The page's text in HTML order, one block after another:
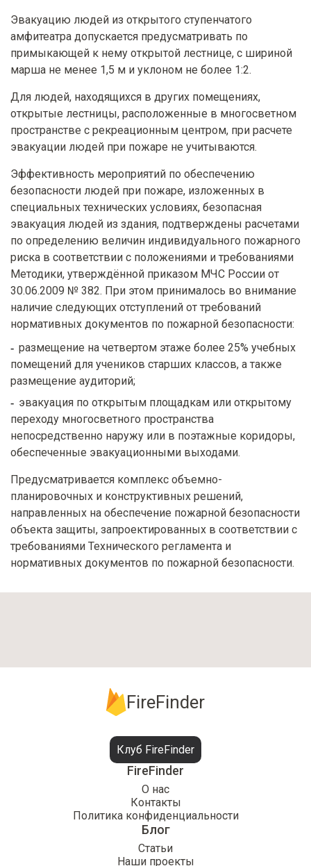
Эвакуацию людей из открытого ступенчатого
амфитеатра допускается предусматривать по
примыкающей к нему открытой лестнице, с шириной
марша не менее 1,5 м и уклоном не более 1:2.
Для людей, находящихся в других помещениях,
открытые лестницы, расположенные в многосветном
пространстве с рекреационным центром, при расчете
эвакуации людей при пожаре не учитываются.
Эффективность мероприятий по обеспечению
безопасности людей при пожаре, изложенных в
специальных технических условиях, безопасная
эвакуация людей из здания, подтверждены расчетами
по определению величин индивидуального пожарного
риска в соответствии с положениями и требованиями
Методики, утверждённой приказом МЧС России от
30.06.2009 № 382. При этом принималось во внимание
наличие следующих отступлений от требований
нормативных документов по пожарной безопасности:
размещение на четвертом этаже более 25% учебных
помещений для учеников старших классов, а также
размещение аудиторий;
эвакуация по открытым площадкам или открытому
переходу многосветного пространства
непосредственно наружу или в поэтажные коридоры,
обеспеченные эвакуационными выходами.
Предусматривается комплекс объемно-
планировочных и конструктивных решений,
направленных на обеспечение пожарной безопасности
объекта защиты, запроектированных в соответствии с
требованиями Технического регламента и
нормативных документов по пожарной безопасности.
FireFinder
Клуб FireFinder
FireFinder
О нас
Контакты
Политика конфиденциальности
Блог
Статьи
Наши проекты